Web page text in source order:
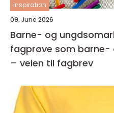
inspiration
09. June 2026
Barne- og
fagprøve som barne-
– veien til fagbrev